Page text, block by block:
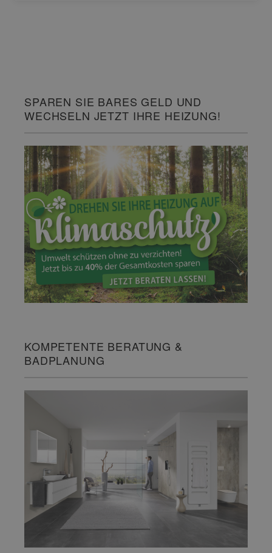
SPAREN SIE BARES GELD UND
WECHSELN JETZT IHRE HEIZUNG!
KOMPETENTE BERATUNG &
BADPLANUNG